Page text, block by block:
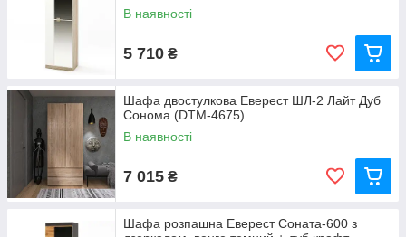
В наявності
5 710 ₴
Шафа двостулкова Еверест ШЛ-2 Лайт Дуб
Сонома (DTM-4675)
В наявності
7 015 ₴
Шафа розпашна Еверест Соната-600 з